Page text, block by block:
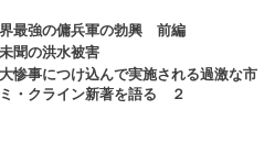
最強の傭兵軍の勃興 前編
聞の洪水被害
惨事につけ込んで実施される過激な市
・クライン新著を語る ２